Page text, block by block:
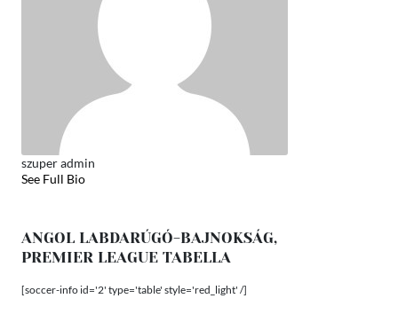
szuper admin
See Full Bio
ANGOL LABDARÚGÓ-BAJNOKSÁG,
PREMIER LEAGUE TABELLA
[soccer-info id='2' type='table' style='red_light' /]